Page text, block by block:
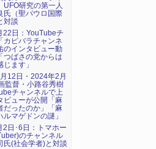
UFO研究の第一人
氏（聖パウロ国際
対談
22日：YouTubeチ
カピバラチャンネ
のインタビュー動
つばさの党からは
ます」
12日・2024年2月
監督・小路谷秀樹
チャンネルで上
ビューが公開「麻
だったのか」「麻
マゲドンの謎」
2日･6日：トマホー
のチャンネル
氏(社会学者)と対談